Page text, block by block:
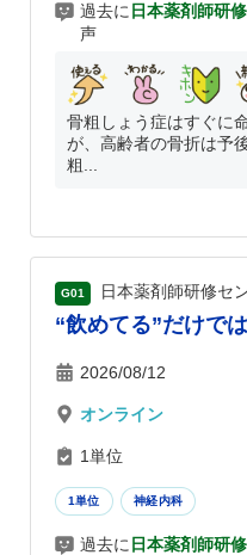
過去に 日本薬剤師研
声
骨粗しょう症はすぐに
が、高齢者の骨折は予
粗...
G01 日本薬剤師研修セ
“飲めてる”だけで
2026/08/12
オンライン
1単位
1単位 神経内科
過去に 日本薬剤師研